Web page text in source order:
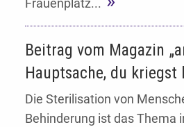
Frauenplatz...
Beitrag vom Magazin
Hauptsache, du kriegst
Die Sterilisation von
Behinderung ist das Thema